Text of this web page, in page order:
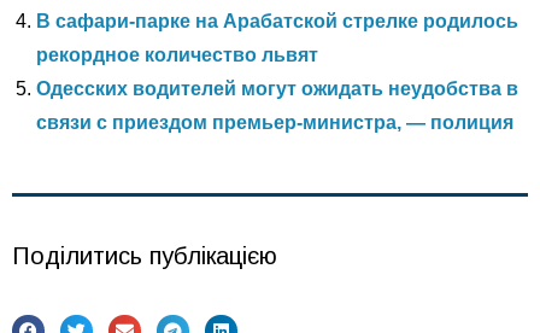
В сафари-парке на Арабатской стрелке родилось
рекордное количество львят
Одесских водителей могут ожидать неудобства в
связи с приездом премьер-министра, — полиция
Поділитись публікацією